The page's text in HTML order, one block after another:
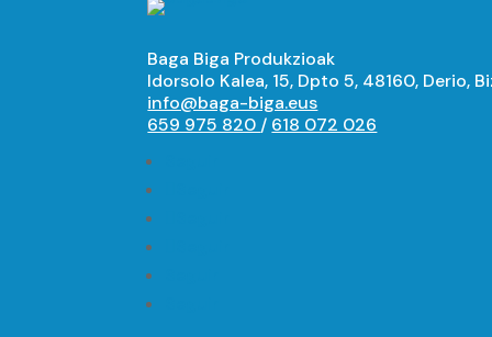
Baga Biga Produkzioak
Idorsolo Kalea, 15, Dpto 5, 48160, Derio,
info@baga-biga.eus
659 975 820 / 618 072 026